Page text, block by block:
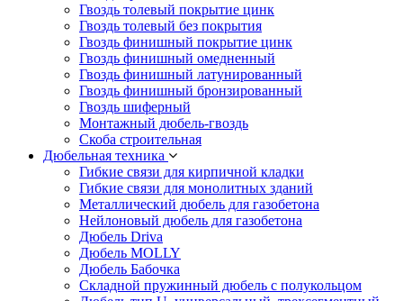
Гвоздь толевый покрытие цинк
Гвоздь толевый без покрытия
Гвоздь финишный покрытие цинк
Гвоздь финишный омедненный
Гвоздь финишный латунированный
Гвоздь финишный бронзированный
Гвоздь шиферный
Монтажный дюбель-гвоздь
Скоба строительная
Дюбельная техника
Гибкие связи для кирпичной кладки
Гибкие связи для монолитных зданий
Металлический дюбель для газобетона
Нейлоновый дюбель для газобетона
Дюбель Driva
Дюбель MOLLY
Дюбель Бабочка
Складной пружинный дюбель с полукольцом